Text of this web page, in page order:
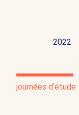
2022
journées d’étude